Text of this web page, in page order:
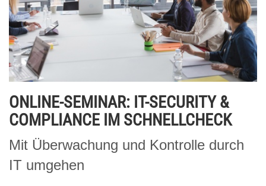
ONLINE-SEMINAR: IT-SECURITY &
COMPLIANCE IM SCHNELLCHECK
Mit Überwachung und Kontrolle durch
IT umgehen